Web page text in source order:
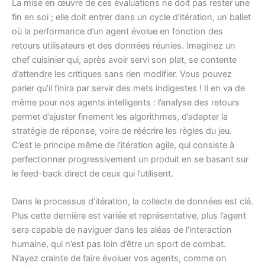
La mise en œuvre de ces évaluations ne doit pas rester une
fin en soi ; elle doit entrer dans un cycle d’itération, un ballet
où la performance d’un agent évolue en fonction des
retours utilisateurs et des données réunies. Imaginez un
chef cuisinier qui, après avoir servi son plat, se contente
d’attendre les critiques sans rien modifier. Vous pouvez
parier qu’il finira par servir des mets indigestes ! Il en va de
même pour nos agents intelligents : l’analyse des retours
permet d’ajuster finement les algorithmes, d’adapter la
stratégie de réponse, voire de réécrire les règles du jeu.
C’est le principe même de l’itération agile, qui consiste à
perfectionner progressivement un produit en se basant sur
le feed-back direct de ceux qui l’utilisent.
Dans le processus d’itération, la collecte de données est clé.
Plus cette dernière est variée et représentative, plus l’agent
sera capable de naviguer dans les aléas de l’interaction
humaine, qui n’est pas loin d’être un sport de combat.
N’ayez crainte de faire évoluer vos agents, comme on